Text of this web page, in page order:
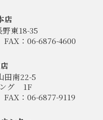
店
東18-35
FAX：06-6876-4600
田南22-5
グ
1F
FAX：06-6877-9119